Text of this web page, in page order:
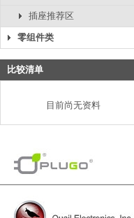
插座推荐区
零组件类
比较清单
目前尚无资料